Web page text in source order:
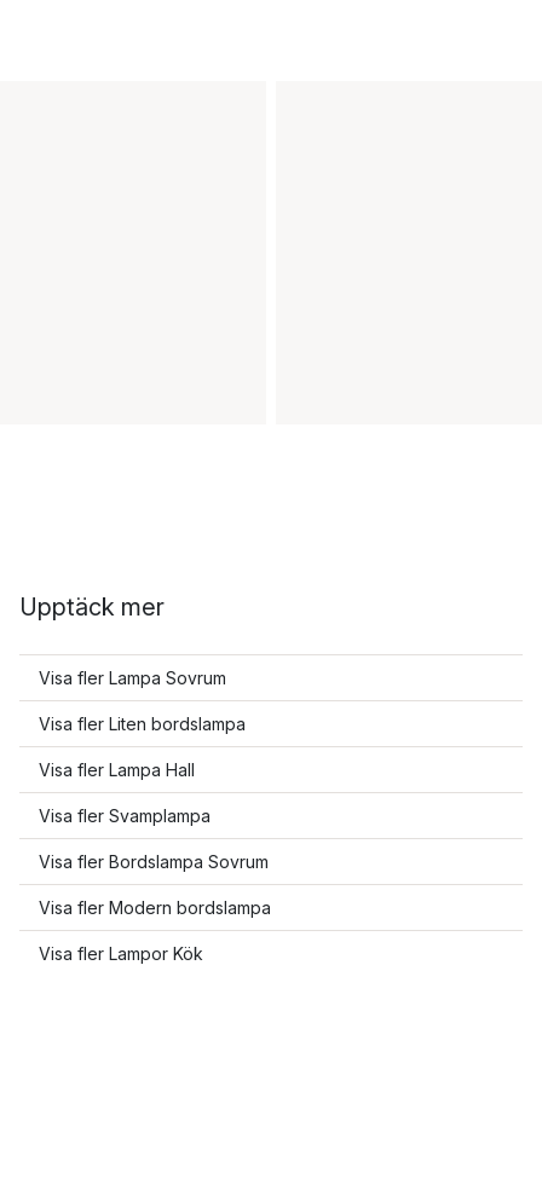
Upptäck mer
Visa fler Lampa Sovrum
Visa fler Liten bordslampa
Visa fler Lampa Hall
Visa fler Svamplampa
Visa fler Bordslampa Sovrum
Visa fler Modern bordslampa
Visa fler Lampor Kök